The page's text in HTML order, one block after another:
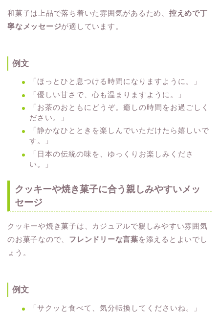
和菓子は上品で落ち着いた雰囲気があるため、 控えめで丁
寧なメッセージが適しています。
例文
「ほっとひと息つける時間になりますように。」
「優しい甘さで、心も温まりますように。」
「お茶のおともにどうぞ。癒しの時間をお過ごしく
ださい。」
「静かなひとときを楽しんでいただけたら嬉しいで
す。」
「日本の伝統の味を、ゆっくりお楽しみくださ
い。」
クッキーや焼き菓子に合う親しみやすいメッ
セージ
クッキーや焼き菓子は、カジュアルで親しみやすい雰囲気
のお菓子なので、 フレンドリーな言葉を添えるとよいでし
ょう。
例文
「サクッと食べて、気分転換してくださいね。」